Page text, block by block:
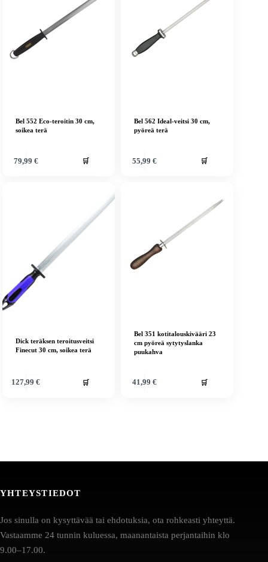
Bel 552 Eco-teroitin 30 cm,
soikea terä
79,99 € 🛒
Bel 562 Ideal-veitsi 30 cm,
pyöreä terä
55,99 € 🛒
Dick teräksen teroitusveitsi
Finecut 30 cm, soikea terä
127,99€ 🛒
Bel 351 kotitalouskivääri 23
cm pyöreä sytytyslanka
puukahva
41,99 € 🛒
YHTEYSTIEDOT
Jos sinulla on kysyttävää tai ehdotuksia, ota rohkeasti yhteyttä.
Vastaamme 24 tunnin kuluessa, maanantaista perjantaihin klo
9.00–17.00.